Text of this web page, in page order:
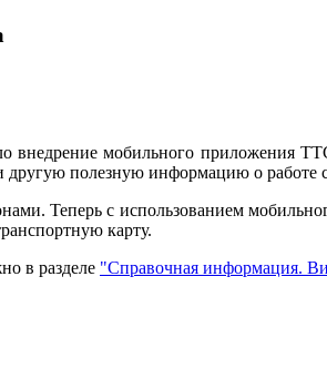
внедрение мобильного приложения
другую полезную информацию о работе
Теперь с использованием
карту.
в разделе "Справочная информация.